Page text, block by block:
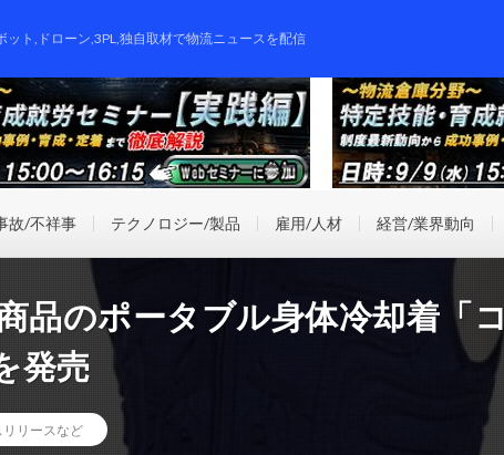
ット,ドローン,3PL,独自取材で物流ニュースを配信
故/不祥事 テクノロジー/製品 雇用/人材 経営/業界動向
品のポータブル身体冷却着「コ
発売
リリースなど